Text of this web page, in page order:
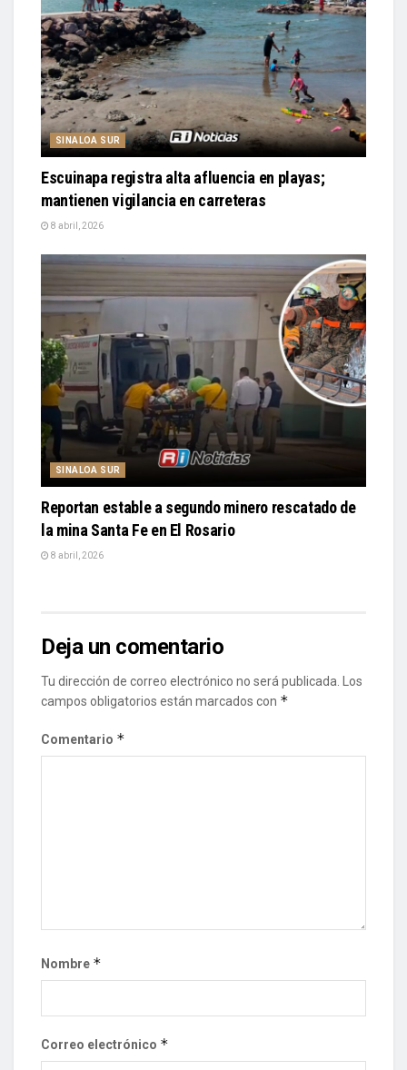
SINALOA SUR
Escuinapa registra alta afluencia en playas;
mantienen vigilancia en carreteras
8 abril, 2026
SINALOA SUR
Reportan estable a segundo minero rescatado de
la mina Santa Fe en El Rosario
8 abril, 2026
Deja un comentario
Tu dirección de correo electrónico no será publicada.
Los
campos obligatorios están marcados con *
Comentario *
Nombre *
Correo electrónico *